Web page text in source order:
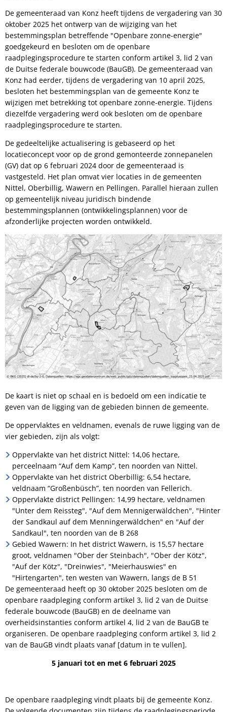
Zonnepanelen
voor
openlucht
De gemeenteraad van Konz heeft tijdens de vergadering van 30
oktober 2025 het ontwerp van de wijziging van het
bestemmingsplan betreffende "Openbare zonne-energie"
goedgekeurd en besloten om de openbare
raadplegingsprocedure te starten conform artikel 3, lid 2 van
de Duitse federale bouwcode (BauGB). De gemeenteraad van
Konz had eerder, tijdens de vergadering van 10 april 2025,
besloten het bestemmingsplan van de gemeente Konz te
wijzigen met betrekking tot openbare zonne-energie. Tijdens
diezelfde vergadering werd ook besloten om de openbare
raadplegingsprocedure te starten.
De gedeeltelijke actualisering is gebaseerd op het
locatieconcept voor op de grond gemonteerde zonnepanelen
(GV) dat op 6 februari 2024 door de gemeenteraad is
vastgesteld. Het plan omvat vier locaties in de gemeenten
Nittel, Oberbillig, Wawern en Pellingen. Parallel hieraan zullen
op gemeentelijk niveau juridisch bindende
bestemmingsplannen (ontwikkelingsplannen) voor de
afzonderlijke projecten worden ontwikkeld.
De kaart is niet op schaal en is bedoeld om een indicatie te
geven van de ligging van de gebieden binnen de gemeente.
De oppervlaktes en veldnamen, evenals de ruwe ligging van de
vier gebieden, zijn als volgt:
Oppervlakte van het district Nittel: 14,06 hectare,
perceelnaam “Auf dem Kamp”, ten noorden van Nittel.
Oppervlakte van het district Oberbillig: 6,54 hectare,
veldnaam “Großenbüsch”, ten noorden van Fellerich.
Oppervlakte district Pellingen: 14,99 hectare, veldnamen
"Unter dem Reissteg", "Auf dem Mennigerwäldchen", "Hinter
der Sandkaul auf dem Menningerwäldchen" en "Auf der
Sandkaul", ten noorden van de B 268
Gebied Wawern: In het district Wawern, is 15,57 hectare
groot, veldnamen "Ober der Steinbach", "Ober der Kötz",
"Auf der Kötz", "Dreinwies", "Meierhauswies" en
"Hirtengarten", ten westen van Wawern, langs de B 51
De gemeenteraad heeft op 30 oktober 2025 besloten om de
openbare raadpleging conform artikel 3, lid 2 van de Duitse
federale bouwcode (BauGB) en de deelname van
overheidsinstanties conform artikel 4, lid 2 van de BauGB te
organiseren. De openbare raadpleging conform artikel 3, lid 2
van de BauGB vindt plaats vanaf [datum in te vullen].
5 januari tot en met 6 februari 2025
De openbare raadpleging vindt plaats bij de gemeente Konz.